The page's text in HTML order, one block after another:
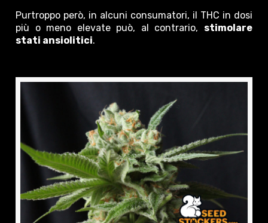
Purtroppo però, in alcuni consumatori, il THC in dosi
più o meno elevate può, al contrario, stimolare
stati ansiolitici.